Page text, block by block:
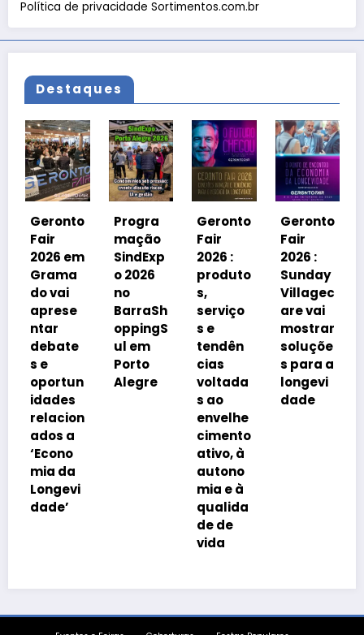
Política de privacidade Sortimentos.com.br
Destaques
Progra
mação
SindExp
o 2026
no
BarraSh
oppingS
ul em
Alegre
Geronto
Fair
2026 :
produto
serviço
s e
tendên
cias
voltada
Geronto
Fair
2026 :
Sunday
are vai
soluçõe
s para a
longevi
dade
Geronto
Fair
2026 em
Grama
do
debater
á
avanço
imobiliá
rio
impulsi
onado
pelo